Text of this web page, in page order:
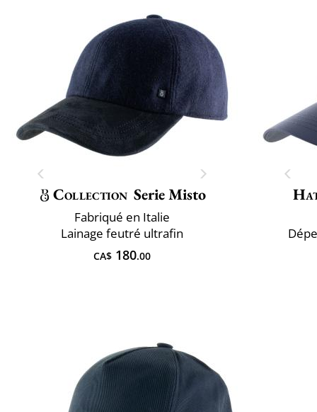
Collection Serie Misto
Fabriqué en Italie
Lainage feutré ultrafin
CA$ 180.00